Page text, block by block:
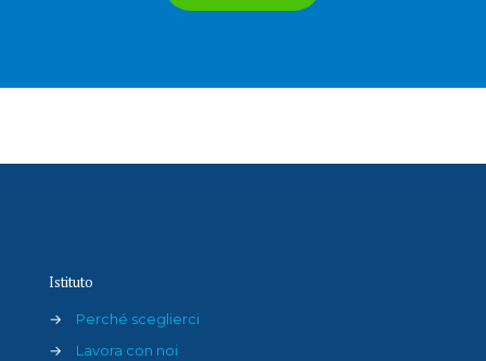
Istituto
→
Perché sceglierci
→
Lavora con noi